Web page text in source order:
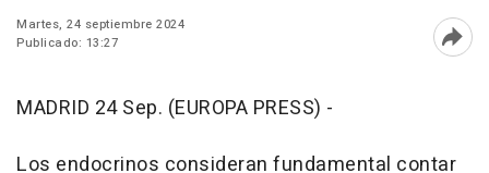
Martes, 24 septiembre 2024
Publicado: 13:27
MADRID 24 Sep. (EUROPA PRESS) -
Los endocrinos consideran fundamental contar